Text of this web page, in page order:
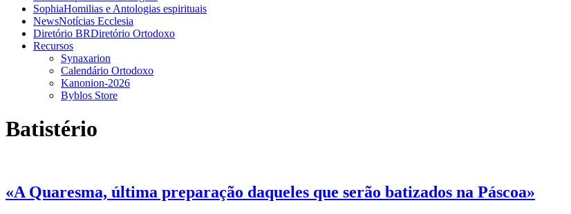
SophiaHomilias e Antologias espirituais
NewsNotícias Ecclesia
Diretório BRDiretório Ortodoxo
Recursos
Synaxarion
Calendário Ortodoxo
Kanonion-2026
Byblos Store
Batistério
«A Quaresma, última preparação daqueles que serão batizados na Páscoa»